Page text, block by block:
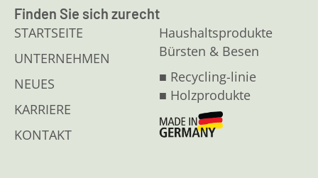
Finden Sie sich zurecht
STARTSEITE
UNTERNEHMEN
NEUES
KARRIERE
KONTAKT
Haushaltsprodukte
Bürsten & Besen
■ Recycling-linie
■ Holzprodukte